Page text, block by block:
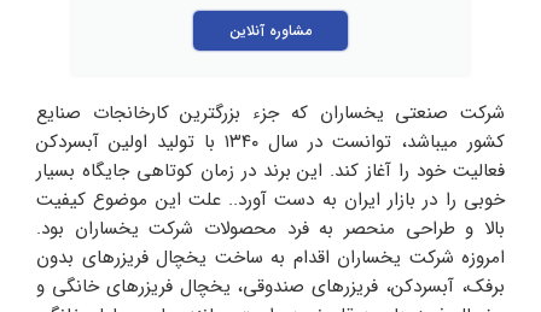
مشاوره آنلاین
شرکت صنعتی یخساران که جزء بزرگترین کارخانجات صنایع
کشور میباشد، توانست در سال ۱۳۴۰ با تولید اولین آبسردکن
فعالیت خود را آغاز کند. این برند در زمان کوتاهی جایگاه بسیار
خوبی را در بازار ایران به دست آورد.. علت این موضوع کیفیت
بالا و طراحی منحصر به فرد محصولات شرکت یخساران بود.
امروزه شرکت یخساران اقدام به ساخت یخچال فریزرهای بدون
برفک، آبسردکن، فریزرهای صندوقی، یخچال فریزرهای خانگی و